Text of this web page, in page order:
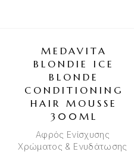
MEDAVITA
BLONDIE ICE
BLONDE
CONDITIONING
HAIR MOUSSE
300ML
Αφρός Ενίσχυσης
Χρώματος & Ενυδάτωσης